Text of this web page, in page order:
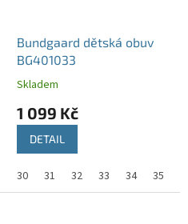
32 33 34 35 36 37
Bundgaard dětská obuv
BG401033
Skladem
1 099 Kč
DETAIL
30 31 32 33 34 35